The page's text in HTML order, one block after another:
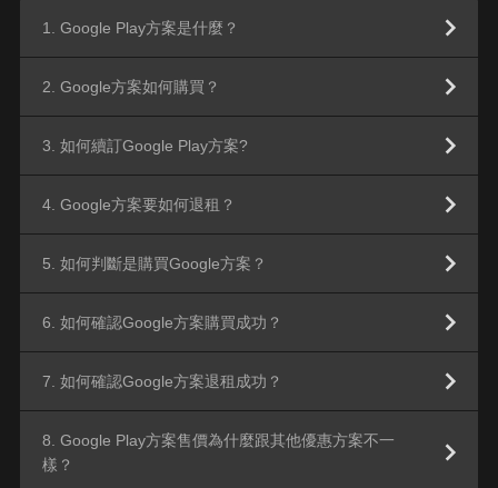
1. Google Play方案是什麼？
2. Google方案如何購買？
3. 如何續訂Google Play方案?
4. Google方案要如何退租？
5. 如何判斷是購買Google方案？
6. 如何確認Google方案購買成功？
7. 如何確認Google方案退租成功？
8. Google Play方案售價為什麼跟其他優惠方案不一
樣？